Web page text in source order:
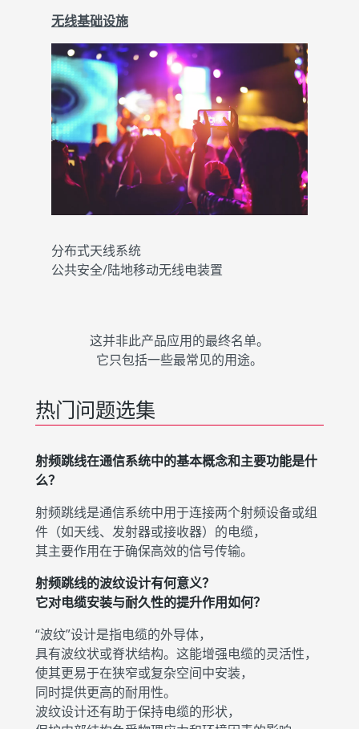
无线基础设施
分布式天线系统
公共安全/陆地移动无线电装置
这并非此产品应用的最终名单。
它只包括一些最常见的用途。
热门问题选集
射频跳线在通信系统中的基本概念和主要功能是什
么？
射频跳线是通信系统中用于连接两个射频设备或组
件（如天线、发射器或接收器）的电缆，
其主要作用在于确保高效的信号传输。
射频跳线的波纹设计有何意义？
它对电缆安装与耐久性的提升作用如何？
“波纹”设计是指电缆的外导体，
具有波纹状或脊状结构。这能增强电缆的灵活性，
使其更易于在狭窄或复杂空间中安装，
同时提供更高的耐用性。
波纹设计还有助于保持电缆的形状，